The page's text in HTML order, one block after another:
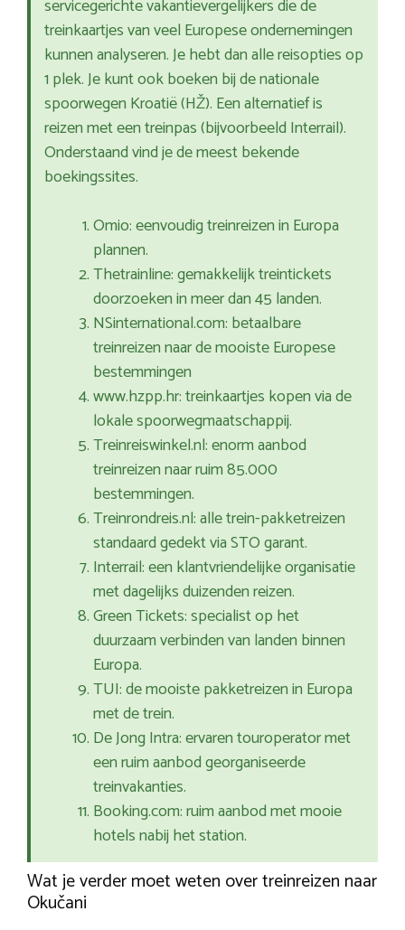
servicegerichte vakantievergelijkers die de
treinkaartjes van veel Europese ondernemingen
kunnen analyseren. Je hebt dan alle reisopties op
1 plek. Je kunt ook boeken bij de nationale
spoorwegen Kroatië (HŽ). Een alternatief is
reizen met een treinpas (bijvoorbeeld Interrail).
Onderstaand vind je de meest bekende
boekingssites.
Omio: eenvoudig treinreizen in Europa
plannen.
Thetrainline: gemakkelijk treintickets
doorzoeken in meer dan 45 landen.
NSinternational.com: betaalbare
treinreizen naar de mooiste Europese
bestemmingen
www.hzpp.hr: treinkaartjes kopen via de
lokale spoorwegmaatschappij.
Treinreiswinkel.nl: enorm aanbod
treinreizen naar ruim 85.000
bestemmingen.
Treinrondreis.nl: alle trein-pakketreizen
standaard gedekt via STO garant.
Interrail: een klantvriendelijke organisatie
met dagelijks duizenden reizen.
Green Tickets: specialist op het
duurzaam verbinden van landen binnen
Europa.
TUI: de mooiste pakketreizen in Europa
met de trein.
De Jong Intra: ervaren touroperator met
een ruim aanbod georganiseerde
treinvakanties.
Booking.com: ruim aanbod met mooie
hotels nabij het station.
Wat je verder moet weten over treinreizen naar
Okučani